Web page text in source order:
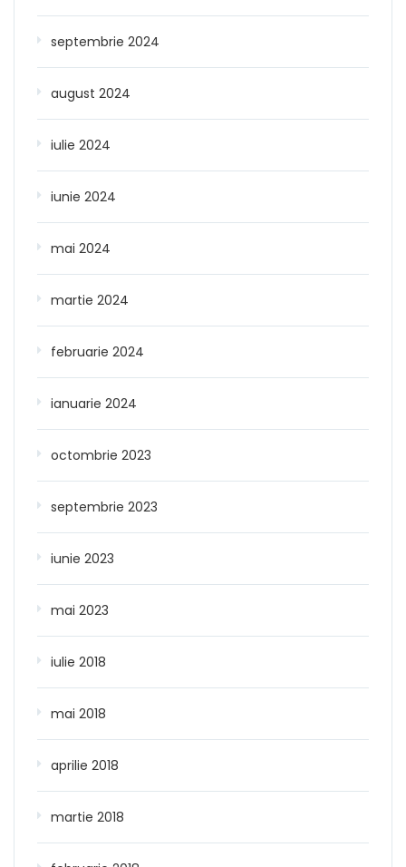
septembrie 2024
august 2024
iulie 2024
iunie 2024
mai 2024
martie 2024
februarie 2024
ianuarie 2024
octombrie 2023
septembrie 2023
iunie 2023
mai 2023
iulie 2018
mai 2018
aprilie 2018
martie 2018